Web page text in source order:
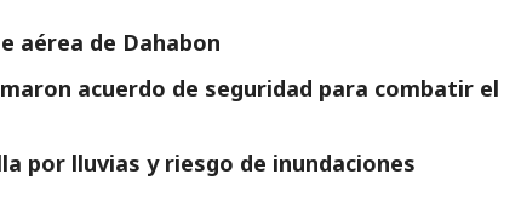
aérea de Dahabon
acuerdo de seguridad para combatir el
por lluvias y riesgo de inundaciones